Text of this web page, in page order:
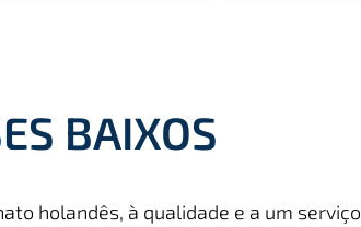
BAIXOS
holandês, à qualidade e a um serviço